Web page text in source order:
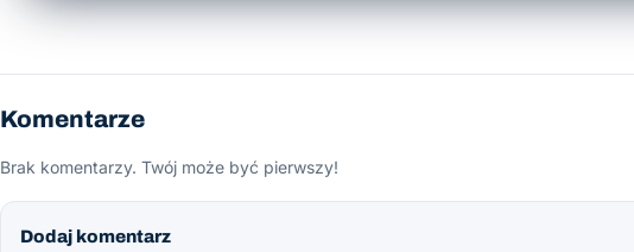
Komentarze
Brak komentarzy. Twój może być pierwszy!
Dodaj komentarz